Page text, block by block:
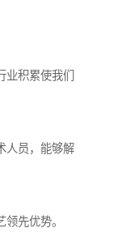
业积累使我们
人员，能够解
先优势。